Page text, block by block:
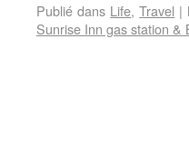
Publié dans Life,Travel |
Sunrise Inn gas station &